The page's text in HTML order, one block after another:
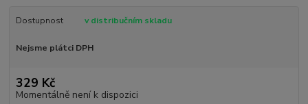
Dostupnost v distribučním skladu
Nejsme plátci DPH
329 Kč
Momentálně není k dispozici